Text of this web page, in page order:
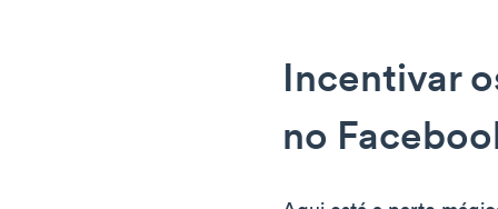
Incentivar
no